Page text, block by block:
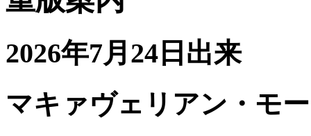
2026年7月24日出来
マキァヴェリアン・モ